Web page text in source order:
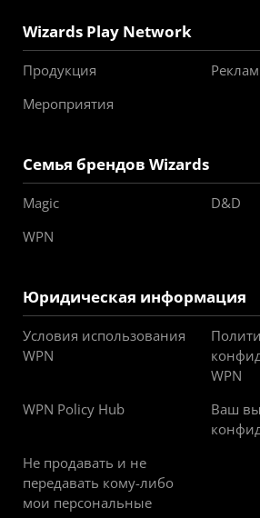
Wizards Play Network
Продукция
Мероприятия
Семья брендов Wizards
Magic
D&D
WPN
Юридическая информация
Условия использования
WPN
WPN
WPN Policy Hub
Ваш
Не продавать и не
передавать кому-либо
мои персональные